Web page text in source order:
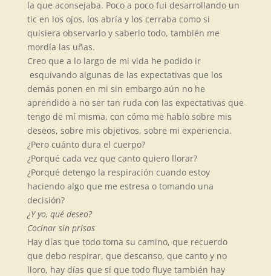
la que aconsejaba. Poco a poco fui desarrollando un
tic en los ojos, los abría y los cerraba como si
quisiera observarlo y saberlo todo, también me
mordía las uñas.
Creo que a lo largo de mi vida he podido ir
esquivando algunas de las expectativas que los
demás ponen en mi sin embargo aún no he
aprendido a no ser tan ruda con las expectativas que
tengo de mí misma, con cómo me hablo sobre mis
deseos, sobre mis objetivos, sobre mi experiencia.
¿Pero cuánto dura el cuerpo?
¿Porqué cada vez que canto quiero llorar?
¿Porqué detengo la respiración cuando estoy
haciendo algo que me estresa o tomando una
decisión?
¿Y yo, qué deseo?
Cocinar sin prisas
Hay días que todo toma su camino, que recuerdo
que debo respirar, que descanso, que canto y no
lloro, hay días que sí que todo fluye también hay